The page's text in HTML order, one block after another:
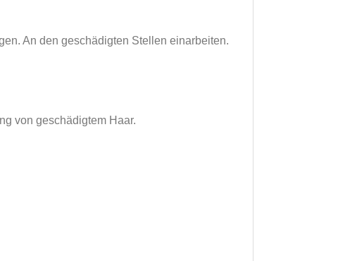
An den geschädigten Stellen einarbeiten.
von geschädigtem Haar.